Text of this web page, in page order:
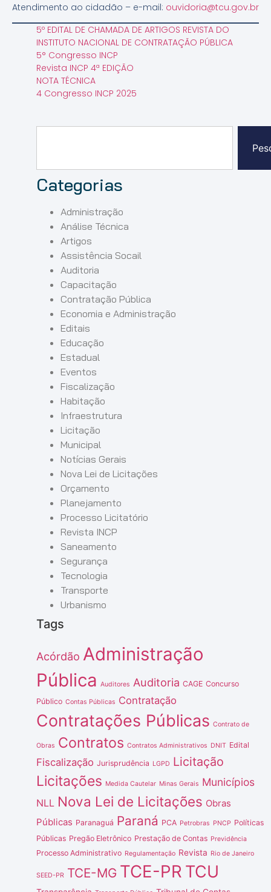
Atendimento ao cidadão – e-mail: ouvidoria@tcu.gov.br
5º EDITAL DE CHAMADA DE ARTIGOS REVISTA DO
INSTITUTO NACIONAL DE CONTRATAÇÃO PÚBLICA
5° Congresso INCP
Revista INCP 4ª EDIÇÃO
NOTA TÉCNICA
4 Congresso INCP 2025
Categorias
Administração
Análise Técnica
Artigos
Assistência Socail
Auditoria
Capacitação
Contratação Pública
Economia e Administração
Editais
Educação
Estadual
Eventos
Fiscalização
Habitação
Infraestrutura
Licitação
Municipal
Notícias Gerais
Nova Lei de Licitações
Orçamento
Planejamento
Processo Licitatório
Revista INCP
Saneamento
Segurança
Tecnologia
Transporte
Urbanismo
Tags
Acórdão Administração
Pública Auditores Auditoria CAGE Concurso
Público Contas Públicas Contratação
Contratações Públicas Contrato de
Obras Contratos Contratos Administrativos DNIT Edital
Fiscalização Jurisprudência LGPD Licitação
Licitações Medida Cautelar Minas Gerais Municípios
NLL Nova Lei de Licitações Obras
Públicas Paranaguá Paraná PCA Petrobras PNCP Políticas
Públicas Pregão Eletrônico Prestação de Contas Previdência
Processo Administrativo Regulamentação Revista Rio de Janeiro
SEED-PR TCE-MG TCE-PR TCU